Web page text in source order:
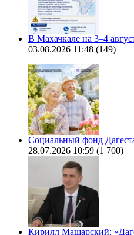
В Махачкале на 3–4
03.08.2026 11:48 (149)
Социальный фонд
28.07.2026 10:59 (1 700)
Кирилл Машарский: